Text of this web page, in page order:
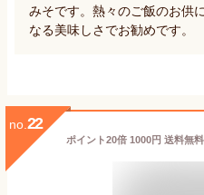
みそです。熱々のご飯のお供
なる美味しさでお勧めです。
no. 22